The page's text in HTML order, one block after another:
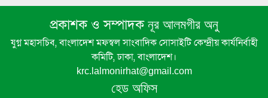
নড়াইলে চলন্ত নসিমন থেকে পড়ে গরু
ব্যবসায়ীর মৃত্যু, আহত ১
ঘোড়াঘাটে অভিযানের নামে পুলিশের
তাণ্ডব
প্রকাশক ও সম্পাদকনূর আলমগীর অনু
যুগ্ন মহাসচিব, বাংলাদেশ মফস্বল সাংবাদিক সোসাইটি কেন্দ্রীয় কার্যনির্বাহী
কমিটি, ঢাকা, বাংলাদেশ।
krc.lalmonirhat@gmail.com
হেড অফিস